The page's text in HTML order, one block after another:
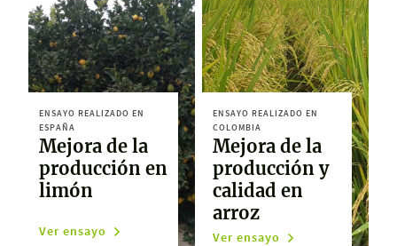
ENSAYO REALIZADO EN
ESPAÑA
Mejora de la
producción en
limón
Ver ensayo
ENSAYO REALIZADO EN
COLOMBIA
Mejora de la
producción y
calidad en
arroz
Ver ensayo